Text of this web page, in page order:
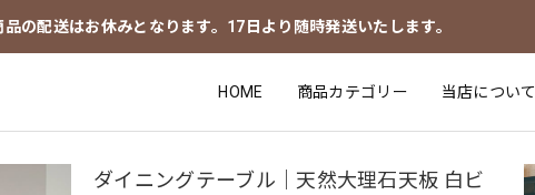
の配送はお休みとなります。17日より随時発送いたします。
HOME 商品カテゴリー 当店について
ダイニングテーブル｜天然大理石天板 白ビ